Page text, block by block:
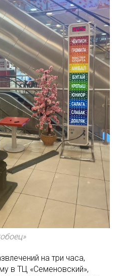
на три часа,
в ТЦ «Семеновский»,